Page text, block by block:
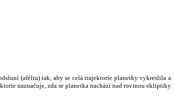
(aféliu) tak, aby se celá trajektorie planetky vykreslila a
naznačuje, zda se planetka nachází nad rovinou ekliptiky